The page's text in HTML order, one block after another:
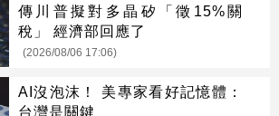
傳川普擬對多晶矽「徵15%關
稅」 經濟部回應了
(2026/08/06 17:06)
AI沒泡沫！ 美專家看好記憶體：
台灣是關鍵